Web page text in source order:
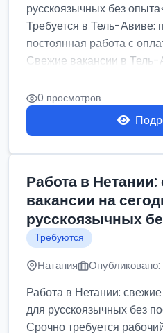
русскоязычных без
Требуется в Тель-Авиве:
постоянная работа с
Свежие вакансии в
женщин от хозя...
0 просмотров
Работа в
вакансии на
русскоязычных
Требуются
Натания
Работа в Нетании:
для русскоязычных без
Срочно требуется